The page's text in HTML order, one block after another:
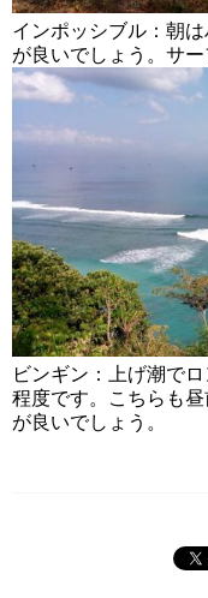
インポッシブル：朝
が良いでしょう。サ
ビンギン：上げ潮で
程度です。こちらも
が良いでしょう。